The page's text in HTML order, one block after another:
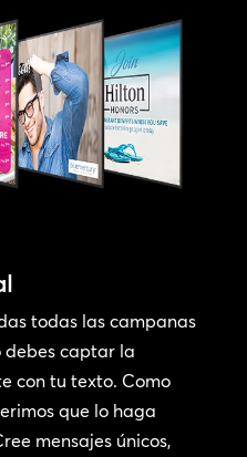
todas las campanas
debes captar la
con tu texto. Como
que lo haga
mensajes únicos,